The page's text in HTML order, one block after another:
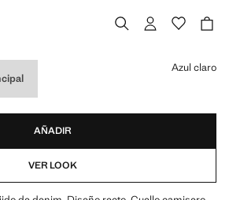
]
Azul claro
AÑADIR
VER LOOK